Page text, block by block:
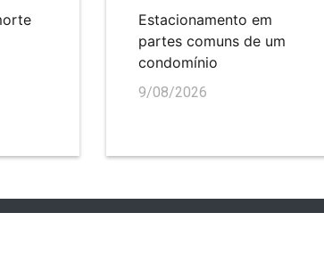
Estacionamento em
partes comuns de um
condomínio
9/08/2026